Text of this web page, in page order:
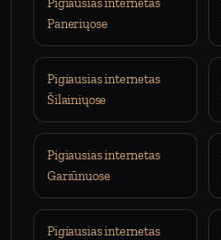
Paneriųose
Pigiausias internetas
Šilainiųose
Pigiausias internetas
Gariūnuose
Pigiausias internetas